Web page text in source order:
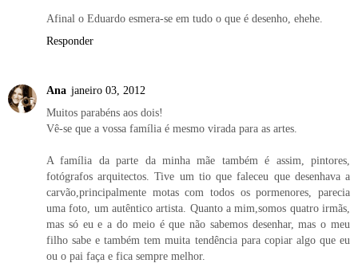
Afinal o Eduardo esmera-se em tudo o que é desenho, ehehe.
Responder
Ana janeiro 03, 2012
Muitos parabéns aos dois!
Vê-se que a vossa família é mesmo virada para as artes.
A família da parte da minha mãe também é assim, pintores,
fotógrafos arquitectos. Tive um tio que faleceu que desenhava a
carvão,principalmente motas com todos os pormenores, parecia
uma foto, um autêntico artista. Quanto a mim,somos quatro irmãs,
mas só eu e a do meio é que não sabemos desenhar, mas o meu
filho sabe e também tem muita tendência para copiar algo que eu
ou o pai faça e fica sempre melhor.